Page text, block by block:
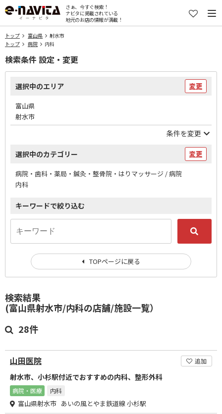
さぁ、今すぐ検索！
ナビタに掲載されている
地元のお店の情報が満載！
トップ 富山県
射水市
トップ
病院 内科
検索結果
(富山県射水市/内科の店舗/施設一覧）
28件
山田医院 追加
射水市、小杉駅付近でおすすめの内科、整形外科
病院・医療 内科
富山県射水市 あいの風とやま鉄道線 小杉駅
検索条件 設定・変更
選択中のエリア 変更
富山県
射水市
条件を変更
選択中のカテゴリー 変更
病院・歯科・薬局・鍼灸・整骨院・はりマッサージ / 病院
内科
キーワードで絞り込む
TOPページに戻る